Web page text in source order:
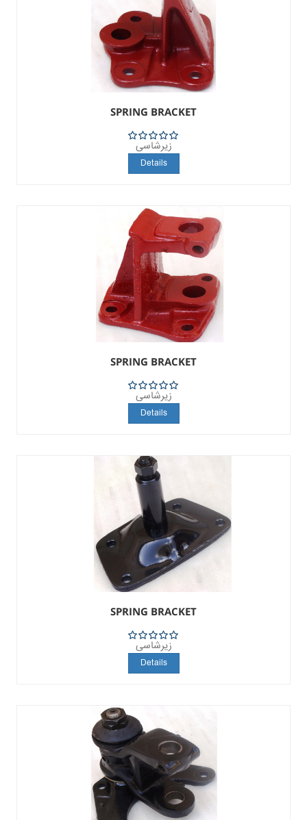
SPRING BRACKET
5
زیرشاسی
Details
SPRING BRACKET
5
زیرشاسی
Details
SPRING BRACKET
5
زیرشاسی
Details